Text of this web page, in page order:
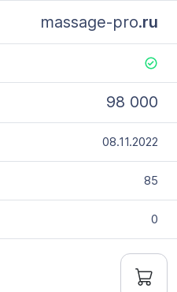
massage-pro.ru
98 000
08.11.2022
85
0